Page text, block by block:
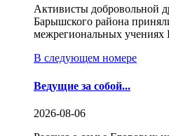
Активисты добровольной
Барышского района
межрегиональных учениях
В следующем номере
Ведущие за собой...
2026-08-06